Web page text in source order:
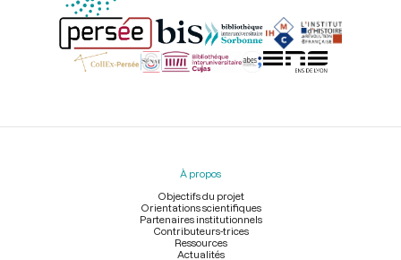
Menu
À propos
Objectifs du projet
Orientations scientifiques
Partenaires institutionnels
Contributeurs-trices
Ressources
Actualités